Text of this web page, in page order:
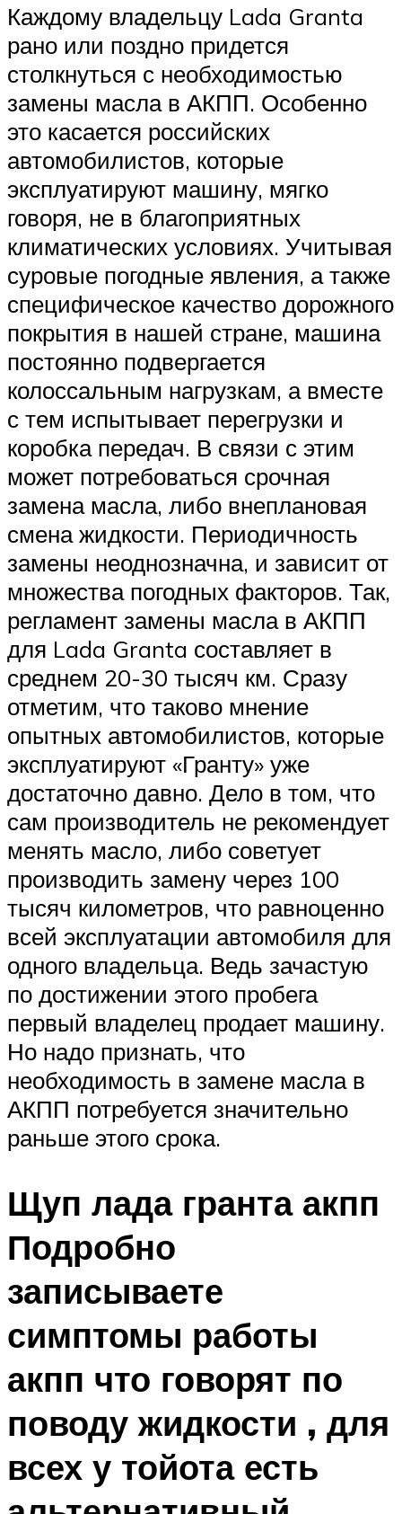
Каждому владельцу Lada Granta
рано или поздно придется
столкнуться с необходимостью
замены масла в АКПП. Особенно
это касается российских
автомобилистов, которые
эксплуатируют машину, мягко
говоря, не в благоприятных
климатических условиях. Учитывая
суровые погодные явления, а также
специфическое качество дорожного
покрытия в нашей стране, машина
постоянно подвергается
колоссальным нагрузкам, а вместе
с тем испытывает перегрузки и
коробка передач. В связи с этим
может потребоваться срочная
замена масла, либо внеплановая
смена жидкости. Периодичность
замены неоднозначна, и зависит от
множества погодных факторов. Так,
регламент замены масла в АКПП
для Lada Granta составляет в
среднем 20-30 тысяч км. Сразу
отметим, что таково мнение
опытных автомобилистов, которые
эксплуатируют «Гранту» уже
достаточно давно. Дело в том, что
сам производитель не рекомендует
менять масло, либо советует
производить замену через 100
тысяч километров, что равноценно
всей эксплуатации автомобиля для
одного владельца. Ведь зачастую
по достижении этого пробега
первый владелец продает машину.
Но надо признать, что
необходимость в замене масла в
АКПП потребуется значительно
раньше этого срока.
Щуп лада гранта акпп
Подробно
записываете
симптомы работы
акпп что говорят по
поводу жидкости , для
всех у тойота есть